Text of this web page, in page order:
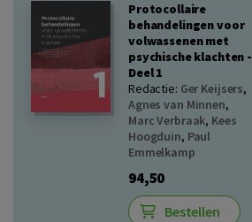
Protocollaire
behandelingen voor
volwassenen met
psychische klachten -
Deel 1
Redactie: Ger Keijsers,
Agnes van Minnen,
Marc Verbraak, Kees
Hoogduin, Paul
Emmelkamp
94,50
Bestellen